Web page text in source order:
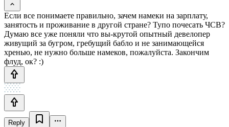
Если все понимаете правильно, зачем намеки на зарплату,
занятость и проживание в другой стране? Тупо почесать ЧСВ?
Думаю все уже поняли что вы-крутой опытный девелопер
живущий за бугром, гребущий бабло и не занимающейся
хренью, не нужно больше намеков, пожалуйста. Закончим
флуд, ок? :)
Reply